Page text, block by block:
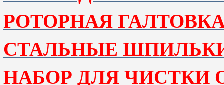
РОТОРНАЯ
СТАЛЬНЫЕ
НАБОР ДЛЯ